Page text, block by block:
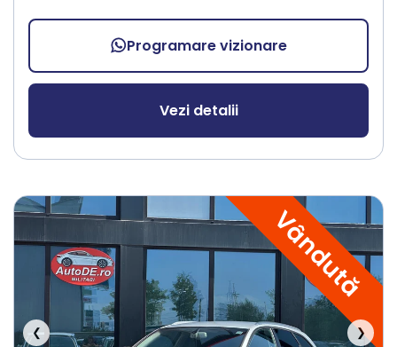
Programare vizionare
Vezi detalii
Vândută
❮ ❯